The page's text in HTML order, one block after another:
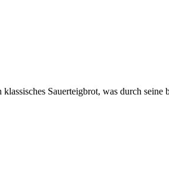
Sauerteigbrot, was durch